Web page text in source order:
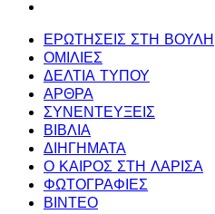
ΕΡΩΤΗΣΕΙΣ ΣΤΗ ΒΟΥΛΗ
ΟΜΙΛΙΕΣ
ΔΕΛΤΙΑ ΤΥΠΟΥ
ΑΡΘΡΑ
ΣΥΝΕΝΤΕΥΞΕΙΣ
ΒΙΒΛΙΑ
ΔΙΗΓΗΜΑΤΑ
Ο ΚΑΙΡΟΣ ΣΤΗ ΛΑΡΙΣΑ
ΦΩΤΟΓΡΑΦΙΕΣ
ΒΙΝΤΕΟ